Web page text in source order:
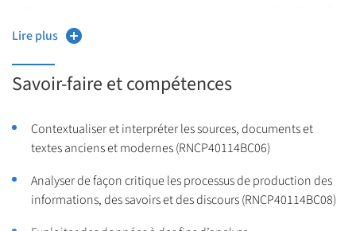
langue française et des littératures française, francophones et
orale, ainsi que la méthodologie et les outils de la recherche
documentaire et bibliographique en littérature. Vous
développerez vos capacités d’analyse critique et de synthèse et
vos capacités d’organisation et de travail en autonomie et en
Lire plus
Savoir-faire et compétences
Contextualiser et interpréter les sources, documents et
textes anciens et modernes (RNCP40114BC06)
Analyser de façon critique les processus de production des
informations, des savoirs et des discours (RNCP40114BC08)